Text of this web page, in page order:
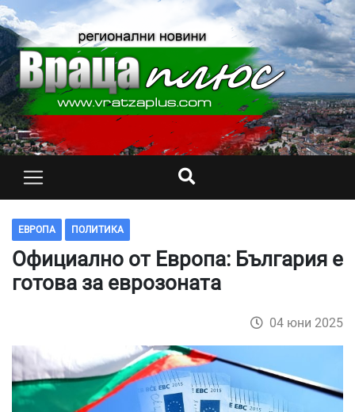
ЕВРОПА ПОЛИТИКА
Официално от Европа: България е
готова за еврозоната
04 юни 2025